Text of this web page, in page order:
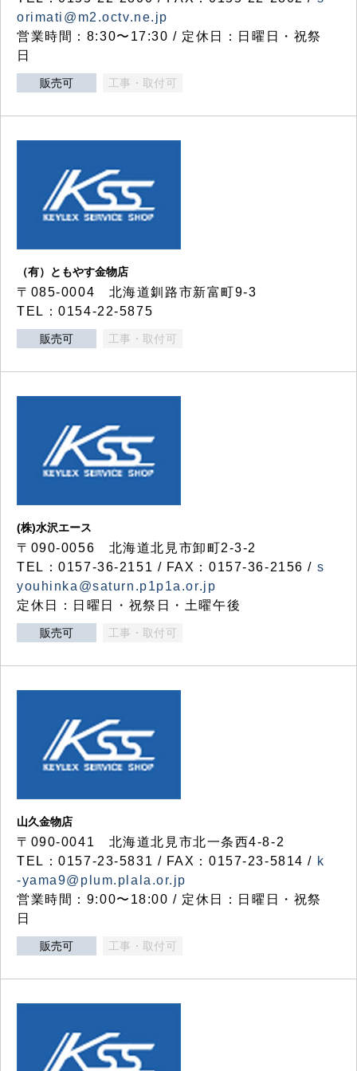
orimati@m2.octv.ne.jp
営業時間：8:30〜17:30 / 定休日：日曜日・祝祭
日
販売可 工事・取付可
（有）ともやす金物店
〒085-0004 北海道釧路市新富町9-3
TEL：0154-22-5875
販売可 工事・取付可
(株)水沢エース
〒090-0056 北海道北見市卸町2-3-2
TEL：0157-36-2151 / FAX：0157-36-2156 / s
youhinka@saturn.p1p1a.or.jp
定休日：日曜日・祝祭日・土曜午後
販売可 工事・取付可
山久金物店
〒090-0041 北海道北見市北一条西4-8-2
TEL：0157-23-5831 / FAX：0157-23-5814 / k
-yama9@plum.plala.or.jp
営業時間：9:00〜18:00 / 定休日：日曜日・祝祭
日
販売可 工事・取付可